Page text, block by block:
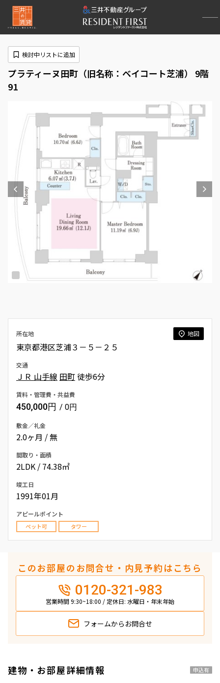
プラティーヌ田町（旧名称：ベイコート芝浦） 9階
91
検討中リストに追加
所在地 地図
東京都港区芝浦３－５－２５
交通
ＪＲ 山手線 田町徒歩6分
賃料・管理費・共益費
450,000円 / 0円
敷金／礼金
2.0ヶ月 / 無
間取り・面積
2LDK / 74.38㎡
竣工日
1991年01月
アピールポイント
ペット可 タワー
このお部屋のお問合せ・内見予約はこちら
0120-321-983
営業時間 9:30~18:00 / 定休日: 水曜日・年末年始
フォームから お問合せ
建物・お部屋詳細情報 申込有